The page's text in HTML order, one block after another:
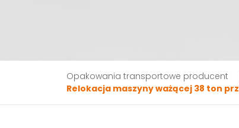
Opakowania transportowe producent
Relokacja maszyny ważącej 38 ton